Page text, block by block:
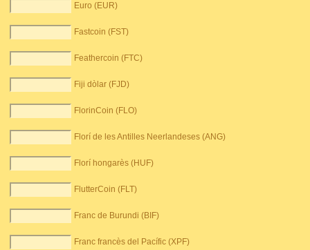
Euro (EUR)
Fastcoin (FST)
Feathercoin (FTC)
Fiji dòlar (FJD)
FlorinCoin (FLO)
Florí de les Antilles Neerlandeses (ANG)
Florí hongarès (HUF)
FlutterCoin (FLT)
Franc de Burundi (BIF)
Franc francès del Pacífic (XPF)